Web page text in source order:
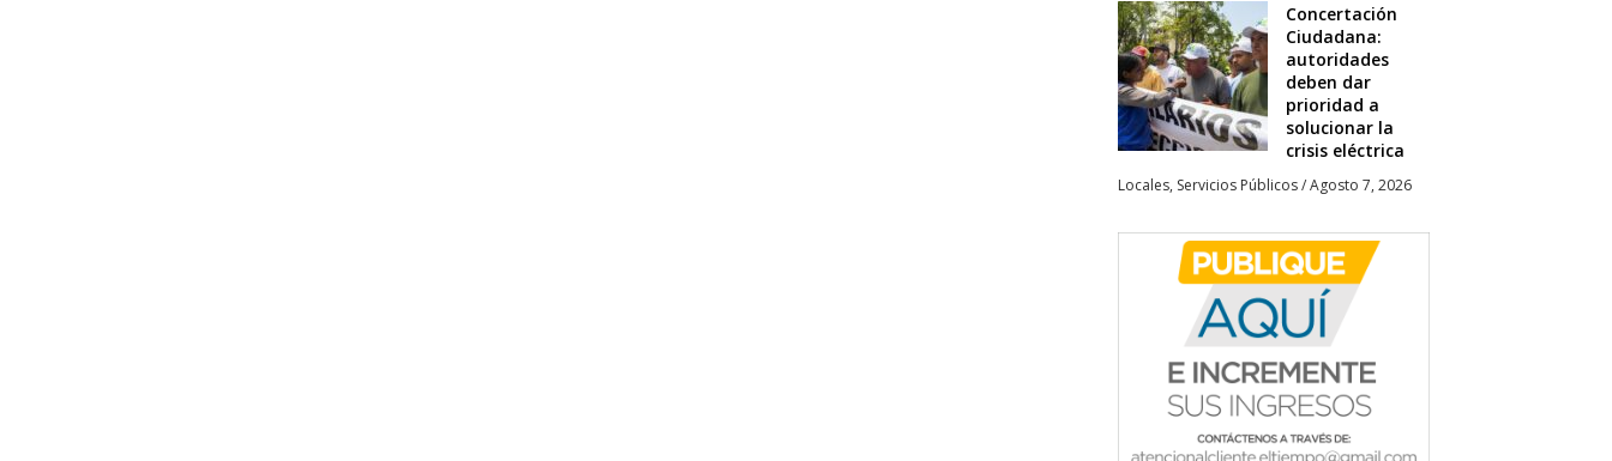
Concertación
Ciudadana:
autoridades
deben dar
prioridad a
solucionar la
crisis eléctrica
Locales, Servicios Públicos/Agosto 7, 2026